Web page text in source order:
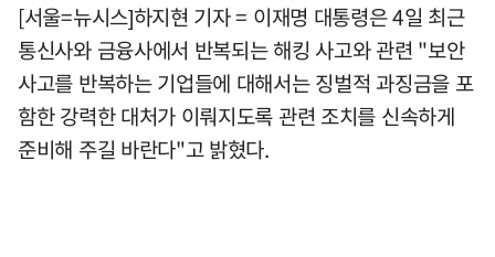
[서울=뉴시스]하지현 기자 = 이재명 대통령은 4일 최근
통신사와 금융사에서 반복되는 해킹 사고와 관련 "보안
사고를 반복하는 기업들에 대해서는 징벌적 과징금을 포
함한 강력한 대처가 이뤄지도록 관련 조치를 신속하게
준비해 주길 바란다"고 밝혔다.